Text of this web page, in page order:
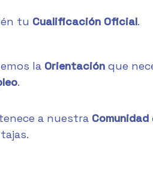
tu Cualificación Oficial.
la Orientación que
.
a nuestra Comunidad